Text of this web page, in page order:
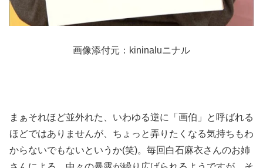
画像添付元：kininaluニナル
まぁそれほど並外れた、いわゆる逆に「画伯」と呼ばれる
ほどではありませんが、ちょっと弄りたくなる気持ちもわ
からないでもないというか(笑)。毎回白石麻衣さんのお姉